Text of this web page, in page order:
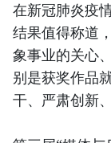
在新冠肺炎疫
结果值得称道
象事业的关心
别是获奖作品
干、严肃创新